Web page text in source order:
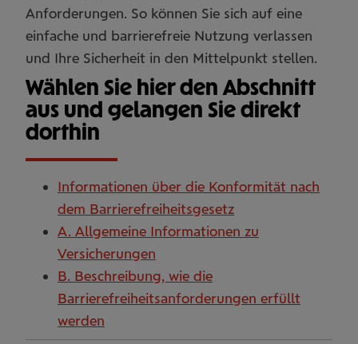
Anforderungen. So können Sie sich auf eine
einfache und barrierefreie Nutzung verlassen
und Ihre Sicherheit in den Mittelpunkt stellen.
Wählen Sie hier den Abschnitt
aus und gelangen Sie direkt
dorthin
Informationen über die Konformität nach
dem Barrierefreiheitsgesetz
A. Allgemeine Informationen zu
Versicherungen
B. Beschreibung, wie die
Barrierefreiheitsanforderungen erfüllt
werden